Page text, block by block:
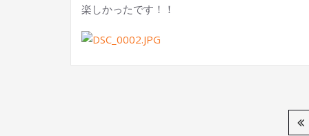
楽しかったです！！